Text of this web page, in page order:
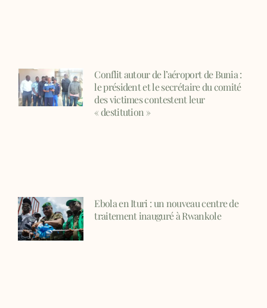
Conflit autour de l’aéroport de Bunia :
le président et le secrétaire du comité
des victimes contestent leur
« destitution »
Ebola en Ituri : un nouveau centre de
traitement inauguré à Rwankole